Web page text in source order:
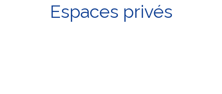
Espaces privés